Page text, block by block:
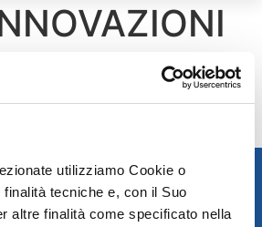
utilizziamo Cookie o
tecniche e, con il Suo
altre finalità come specificato nella